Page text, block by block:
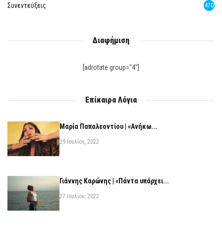
Συνεντεύξεις 470
Διαφήμιση
[adrotate group="4"]
Επίκαιρα Λόγια
Μαρία Παπαλεοντίου | «Ανήκω...
29 Ιουλίου, 2022
Γιάννης Καρώνης | «Πάντα υπάρχει...
27 Ιουλίου, 2022